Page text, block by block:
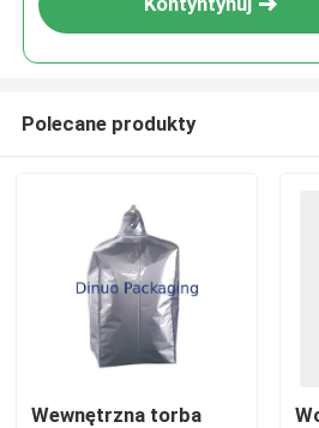
Polecane produkty
Wewnętrzna torba